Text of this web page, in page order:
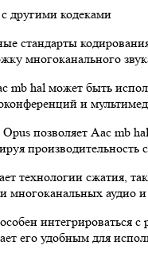
стандарты
многоканального
hal может быть
и
позволяет Aac mb
производительность
технологии сжатия,
многоканальных
его удобным для